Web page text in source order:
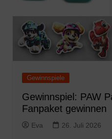
Gewinnspiele
Gewinnspiel: PAW
Fanpaket gewinnen
Eva 26. Juli 2026